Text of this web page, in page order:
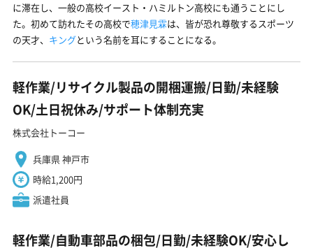
に滞在し、一般の高校イースト・ハミルトン高校にも通うことにし
た。初めて訪れたその高校で穂津見霖は、皆が恐れ尊敬するスポーツ
の天才、 キングという名前を耳にすることになる。
軽作業/リサイクル製品の開梱運搬/日勤/未経験
OK/土日祝休み/サポート体制充実
株式会社トーコー
兵庫県 神戸市
時給1,200円
派遣社員
軽作業/自動車部品の梱包/日勤/未経験OK/安心し